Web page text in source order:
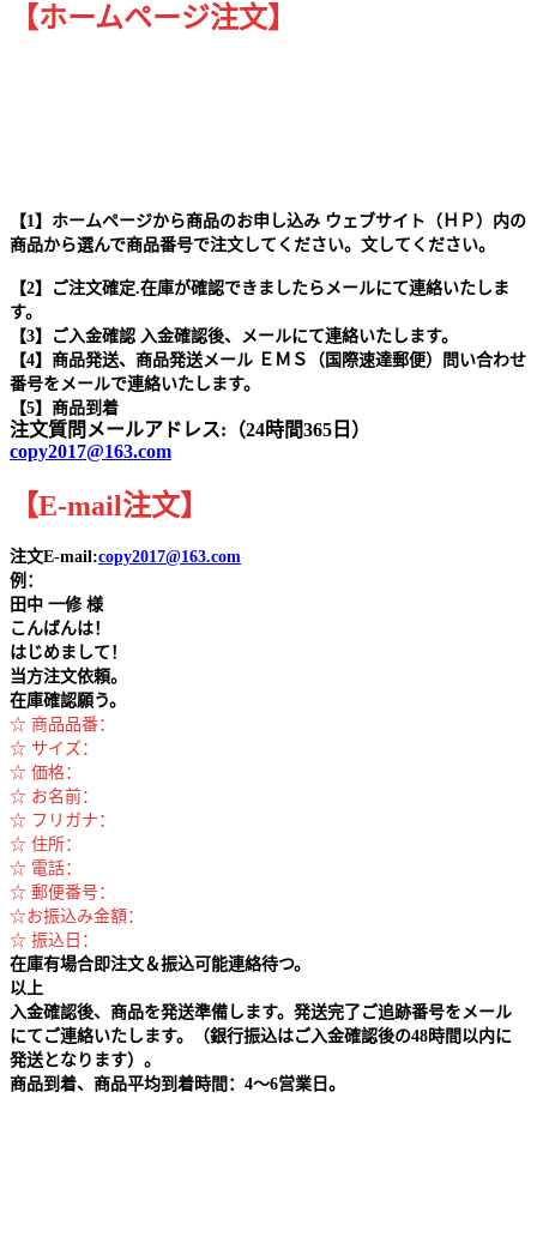
【ホームページ注文】
【1】ホームページから商品のお申し込み ウェブサイト（ＨＰ）内の
商品から選んで商品番号で注文してください。文してください。
【2】ご注文確定.在庫が確認できましたらメールにて連絡いたしま
す。
【3】ご入金確認 入金確認後、メールにて連絡いたします。
【4】商品発送、商品発送メール ＥＭＳ（国際速達郵便）問い合わせ
番号をメールで連絡いたします。
【5】商品到着
注文質問メールアドレス:（24時間365日）
copy2017@163.com
【E-mail注文】
注文E-mail:copy2017@163.com
例：
田中 一修 様
こんばんは！
はじめまして！
当方注文依頼。
在庫確認願う。
☆ 商品品番：
☆ サイズ：
☆ 価格：
☆ お名前：
☆ フリガナ：
☆ 住所：
☆ 電話：
☆ 郵便番号：
☆お振込み金額：
☆ 振込日：
在庫有場合即注文＆振込可能連絡待つ。
以上
入金確認後、商品を発送準備します。発送完了ご追跡番号をメール
にてご連絡いたします。（銀行振込はご入金確認後の48時間以内に
発送となります）。
商品到着、商品平均到着時間：4～6営業日。